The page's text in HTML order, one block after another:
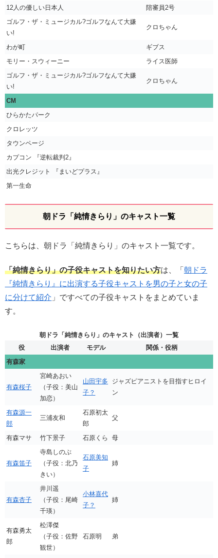
12人の優しい日本人
陪審員2号
ゴルフ・ザ・ミュージカル?ゴルフなんて大嫌
い!
クロちゃん
わが町
ギブス
モリー・スウィーニー
ライス医師
ゴルフ・ザ・ミュージカル?ゴルフなんて大嫌
い!
クロちゃん
CM
ひらかたパーク
クロレッツ
タウンページ
カプコン 『逆転裁判2』
出光クレジット 『まいどプラス』
第一生命
朝ドラ「純情きらり」のキャスト一覧
こちらは、朝ドラ「純情きらり」のキャスト一覧です。
「純情きらり」の子役キャストを知りたい方は、「 朝ドラ
『純情きらり』に出演する子役キャストを男の子と女の子
に分けて紹介 」ですべての子役キャストをまとめていま
す。
朝ドラ「純情きらり」のキャスト（出演者）一覧
役
出演者 モデル
関係・役柄
有森家
有森桜子
宮崎あおい
（子役：美山
加恋）
山田宇多
子？
ジャズピアニストを目指すヒロイ
ン
有森源一
郎
三浦友和
石原初太
郎
父
有森マサ 竹下景子 石原くら 母
有森笛子
寺島しのぶ
（子役：北乃
きい）
石原美知
子
姉
有森杏子
井川遥
（子役：尾崎
千瑛）
小林喜代
子？
姉
有森勇太
郎
松澤傑
（子役：佐野
観世）
石原明 弟